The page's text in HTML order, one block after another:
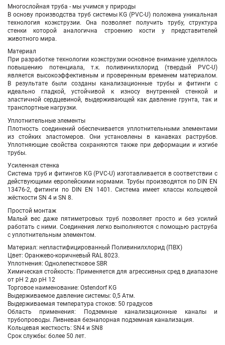
Многослойная труба - мы учимся у природы
В основу производства труб системы KG (PVC-U) положена уникальная
технология коэкструзии. Она позволяет получить трубу, структура
стенки которой аналогична строению кости у представителей
животного мира.
Материал
При разработке технологии коэкструзии основное внимание уделялось
повышению потенциала, т.к. поливинилхлорид (твердый PVC-U)
является высокоэффективным и проверенным временем материалом.
В результате были созданы канализационные трубы и фитинги с
идеально гладкой, устойчивой к износу внутренней стенкой и
эластичной сердцевиной, выдерживающей как давление грунта, так и
транспортные нагрузки.
Уплотнительные элементы
Плотность соединений обеспечивается уплотнительными элементами
из стойких эластомеров. Они установлены в канавках раструбов.
Уплотняющие свойства сохраняются также при деформации и изгибе
трубы.
Усиленная стенка
Система труб и фитингов KG (PVC-U) изготавливается в соответствии с
действующими европейскими нормами. Трубы производятся по DIN EN
13476-2, фитинги по DIN EN 1401. Система имеет классы кольцевой
жёсткости SN 4 и SN 8.
Простой монтаж
Малый вес даже пятиметровых труб позволяет просто и без усилий
работать с ними. Соединения легко выполняются с помощью раструба
с уплотнительным элементом.
Материал: непластифицированный Поливинилхлорид (ПВХ)
Цвет: Оранжево-коричневый RAL 8023.
Уплотнения: Однолепестковое SBR
Химическая стойкость: Применяется для агрессивных сред в диапазоне
от pH 2 до pH 12
Торговое наименование: Ostendorf KG
Выдерживаемое давление системы: 0,5 Атм.
Выдерживаемая температура стоков: 50 градусов
Область применения: Подземные канализационные каналы и
трубопроводы. Ливневая безнапорная подземная канализация.
Кольцевая жесткость: SN4 и SN8
Срок службы: более 50 лет.